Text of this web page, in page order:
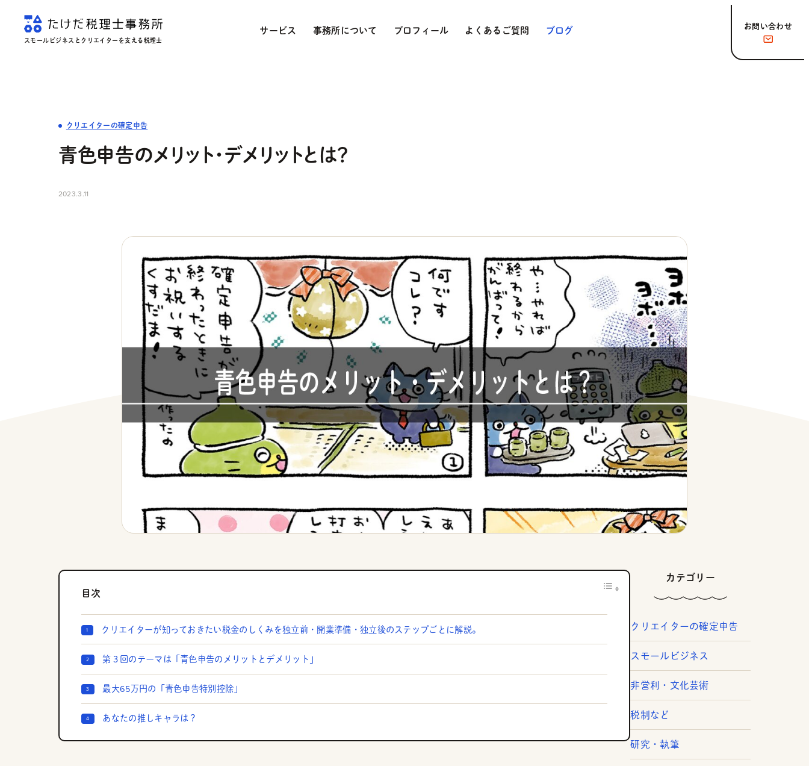
スモールビジネスとクリエイターを支える税理士
サービス 事務所について プロフィール よくあるご質問 ブログ お問い合わせ
クリエイターの確定申告
青色申告のメリット・デメリットとは？
2023.3.11
目次
クリエイターが知っておきたい税金のしくみを独立前・開業準備・独立後のステップごとに解説。
第３回のテーマは「青色申告のメリットとデメリット」
最大65万円の「青色申告特別控除」
あなたの推しキャラは？
カテゴリー
クリエイターの確定申告
スモールビジネス
非営利・文化芸術
税制など
研究・執筆